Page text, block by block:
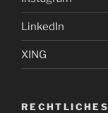
Darß“
LinkedIn
XING
RECHTLICHES